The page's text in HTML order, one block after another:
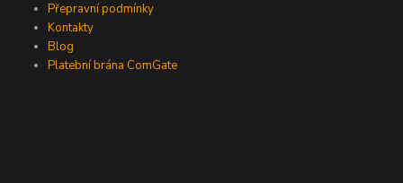
Přepravní podmínky
Kontakty
Blog
Platební brána ComGate